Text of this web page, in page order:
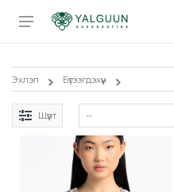
Эхлэл Бүтээгдэхүүн
Шүүлт